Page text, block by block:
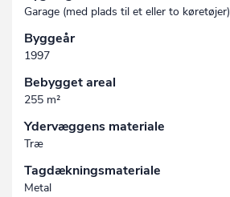
Garage (med plads til et eller to køretøjer)
Byggeår
1997
Bebygget areal
255 m²
Ydervæggens materiale
Træ
Tagdækningsmateriale
Metal